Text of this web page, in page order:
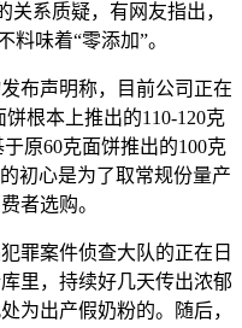
关系质疑，有网友指出，
料味着“零添加”。
布声明称，目前公司正在
根本上推出的110-120克
原60克面饼推出的100克
初心是为了取常规份量产
者选购。
案件侦查大队的正在日
里，持续好几天传出浓郁
为出产假奶粉的。随后，